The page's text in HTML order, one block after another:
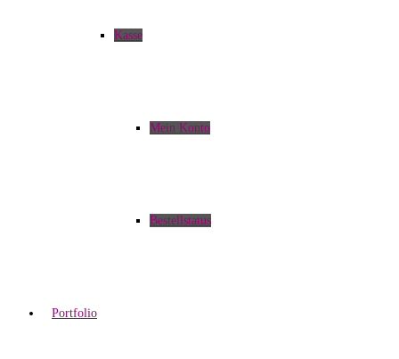
Kasse
Mein Konto
Bestellstatus
Portfolio